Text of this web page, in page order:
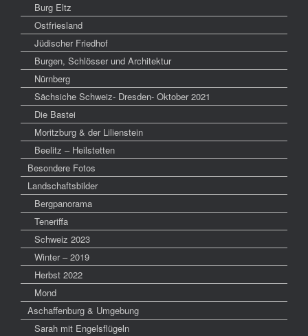
Burg Eltz
Ostfriesland
Jüdischer Friedhof
Burgen, Schlösser und Architektur
Nürnberg
Sächsiche Schweiz- Dresden- Oktober 2021
Die Bastei
Moritzburg & der Lilienstein
Beelitz – Heilstetten
Besondere Fotos
Landschaftsbilder
Bergpanorama
Teneriffa
Schweiz 2023
Winter – 2019
Herbst 2022
Mond
Aschaffenburg & Umgebung
Sarah mit Engelsflügeln